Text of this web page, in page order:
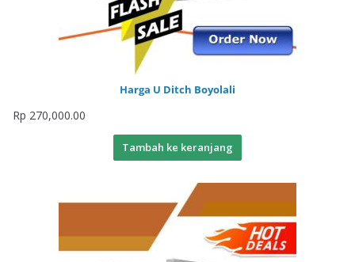
Harga U Ditch Boyolali
Rp 270,000.00
Tambah ke keranjang